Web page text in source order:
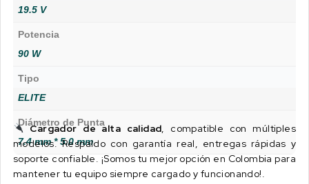
19.5 V
Potencia
90 W
Tipo
ELITE
Diámetro de Punta
7.4 mm * 5.0 mm
Cargador de alta calidad, compatible con múltiples
modelos. Respaldo con garantía real, entregas rápidas y
soporte confiable. ¡Somos tu mejor opción en Colombia para
mantener tu equipo siempre cargado y funcionando!.